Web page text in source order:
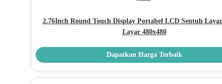
2.76Inch Round Touch Display Portabel LCD Sentuh
Layar 480x480
Dapatkan Harga Terbaik